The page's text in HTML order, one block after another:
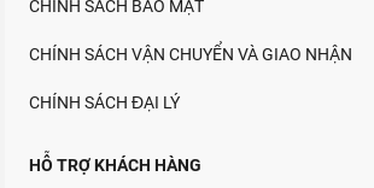
CHÍNH SÁCH BẢO MẬT
CHÍNH SÁCH VẬN CHUYỂN VÀ GIAO NHẬN
CHÍNH SÁCH ĐẠI LÝ
HỖ TRỢ KHÁCH HÀNG